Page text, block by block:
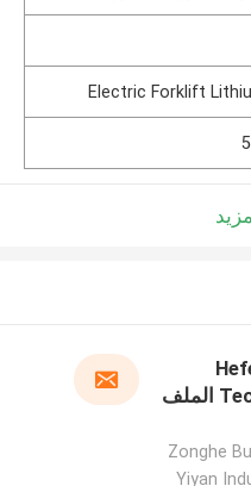
Electric Forklift
Technology Co., Ltd الملف
301 Zonghe
Yiyan